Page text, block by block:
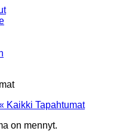
Kaikki Tapahtumat
on mennyt.